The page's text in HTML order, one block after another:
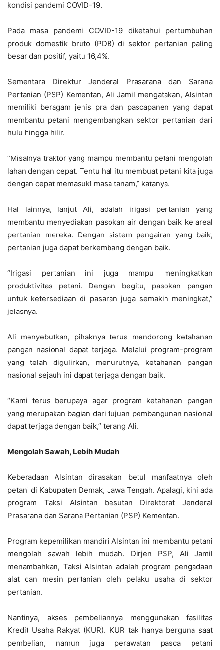
kondisi pandemi COVID-19.
Pada masa pandemi COVID-19 diketahui pertumbuhan
produk domestik bruto (PDB) di sektor pertanian paling
besar dan positif, yaitu 16,4%.
Sementara Direktur Jenderal Prasarana dan Sarana
Pertanian (PSP) Kementan, Ali Jamil mengatakan, Alsintan
memiliki beragam jenis pra dan pascapanen yang dapat
membantu petani mengembangkan sektor pertanian dari
hulu hingga hilir.
“Misalnya traktor yang mampu membantu petani mengolah
lahan dengan cepat. Tentu hal itu membuat petani kita juga
dengan cepat memasuki masa tanam,” katanya.
Hal lainnya, lanjut Ali, adalah irigasi pertanian yang
membantu menyediakan pasokan air dengan baik ke areal
pertanian mereka. Dengan sistem pengairan yang baik,
pertanian juga dapat berkembang dengan baik.
“Irigasi pertanian ini juga mampu meningkatkan
produktivitas petani. Dengan begitu, pasokan pangan
untuk ketersediaan di pasaran juga semakin meningkat,”
jelasnya.
Ali menyebutkan, pihaknya terus mendorong ketahanan
pangan nasional dapat terjaga. Melalui program-program
yang telah digulirkan, menurutnya, ketahanan pangan
nasional sejauh ini dapat terjaga dengan baik.
“Kami terus berupaya agar program ketahanan pangan
yang merupakan bagian dari tujuan pembangunan nasional
dapat terjaga dengan baik,” terang Ali.
Mengolah Sawah, Lebih Mudah
Keberadaan Alsintan dirasakan betul manfaatnya oleh
petani di Kabupaten Demak, Jawa Tengah. Apalagi, kini ada
program Taksi Alsintan besutan Direktorat Jenderal
Prasarana dan Sarana Pertanian (PSP) Kementan.
Program kepemilikan mandiri Alsintan ini membantu petani
mengolah sawah lebih mudah. Dirjen PSP, Ali Jamil
menambahkan, Taksi Alsintan adalah program pengadaan
alat dan mesin pertanian oleh pelaku usaha di sektor
pertanian.
Nantinya, akses pembeliannya menggunakan fasilitas
Kredit Usaha Rakyat (KUR). KUR tak hanya berguna saat
pembelian, namun juga perawatan pasca petani